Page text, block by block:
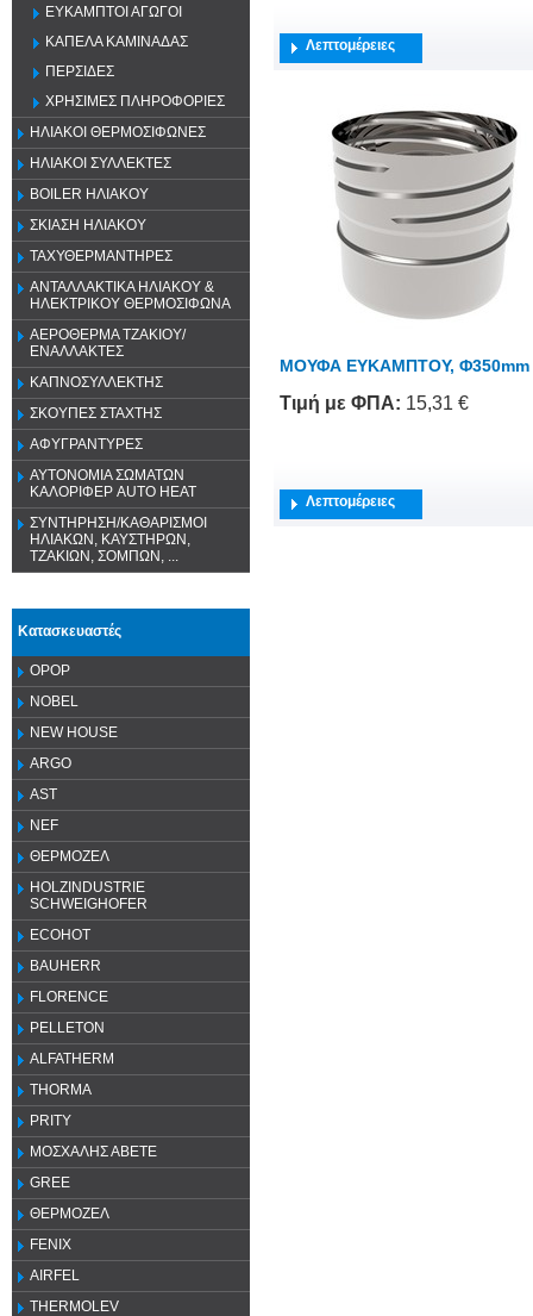
ΕΥΚΑΜΠΤΟΙ ΑΓΩΓΟΙ
ΚΑΠΕΛΑ ΚΑΜΙΝΑΔΑΣ
ΠΕΡΣΙΔΕΣ
ΧΡΗΣΙΜΕΣ ΠΛΗΡΟΦΟΡΙΕΣ
ΗΛΙΑΚΟΙ ΘΕΡΜΟΣΙΦΩΝΕΣ
ΗΛΙΑΚΟΙ ΣΥΛΛΕΚΤΕΣ
BOILER ΗΛΙΑΚΟΥ
ΣΚΙΑΣΗ ΗΛΙΑΚΟΥ
ΤΑΧΥΘΕΡΜΑΝΤΗΡΕΣ
ΑΝΤΑΛΛΑΚΤΙΚΑ ΗΛΙΑΚΟΥ &
ΗΛΕΚΤΡΙΚΟΥ ΘΕΡΜΟΣΙΦΩΝΑ
ΑΕΡΟΘΕΡΜΑ ΤΖΑΚΙΟΥ/
ΕΝΑΛΛΑΚΤΕΣ
ΚΑΠΝΟΣΥΛΛΕΚΤΗΣ
ΣΚΟΥΠΕΣ ΣΤΑΧΤΗΣ
ΑΦΥΓΡΑΝΤΥΡΕΣ
ΑΥΤΟΝΟΜΙΑ ΣΩΜΑΤΩΝ
ΚΑΛΟΡΙΦΕΡ AUTO HEAT
ΣΥΝΤΗΡΗΣΗ/ΚΑΘΑΡΙΣΜΟΙ
ΗΛΙΑΚΩΝ, ΚΑΥΣΤΗΡΩΝ,
ΤΖΑΚΙΩΝ, ΣΟΜΠΩΝ, ...
Κατασκευαστές
OPOP
NOBEL
NEW HOUSE
ARGO
AST
NEF
ΘΕΡΜΟΖΕΛ
HOLZINDUSTRIE
SCHWEIGHOFER
ECOHOT
BAUHERR
FLORENCE
PELLETON
ALFATHERM
THORMA
PRITY
ΜΟΣΧΑΛΗΣ ΑΒΕΤΕ
GREE
ΘΕΡΜΟΖΕΛ
FENIX
AIRFEL
THERMOLEV
Λεπτομέρειες
ΜΟΥΦΑ ΕΥΚΑΜΠΤΟΥ, Φ350mm
Τιμή με ΦΠΑ: 15,31 €
Λεπτομέρειες